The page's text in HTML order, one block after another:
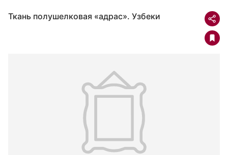
Ткань полушелковая «адрас». Узбеки